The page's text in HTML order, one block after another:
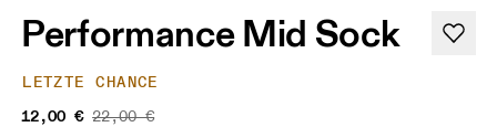
Performance Mid Sock
LETZTE CHANCE
12,00 € 22,00 €